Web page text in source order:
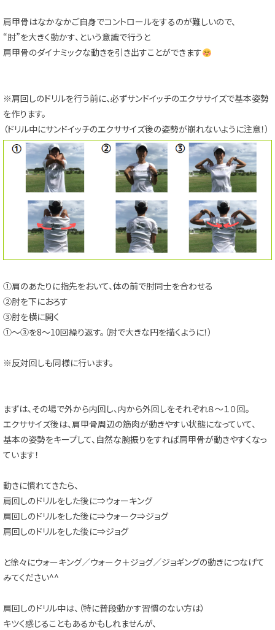
肩甲骨はなかなかご自身でコントロールをするのが難しいので、
“肘”を大きく動かす、という意識で行うと
肩甲骨のダイナミックな動きを引き出すことができます
※肩回しのドリルを行う前に、必ずサンドイッチのエクササイズで基本姿勢
を作ります。
（ドリル中にサンドイッチのエクササイズ後の姿勢が崩れないように注意！）
①肩のあたりに指先をおいて、体の前で肘同士を合わせる
②肘を下におろす
③肘を横に開く
①～③を8～10回繰り返す。（肘で大きな円を描くように！）
※反対回しも同様に行います。
まずは、その場で外から内回し、内から外回しをそれぞれ８～１０回。
エクササイズ後は、肩甲骨周辺の筋肉が動きやすい状態になっていて、
基本の姿勢をキープして、自然な腕振りをすれば肩甲骨が動きやすくなっ
ています！
動きに慣れてきたら、
肩回しのドリルをした後に⇒ウォーキング
肩回しのドリルをした後に⇒ウォーク⇒ジョグ
肩回しのドリルをした後に⇒ジョグ
と徐々にウォーキング／ウォーク＋ジョグ／ジョギングの動きにつなげて
みてください^^
肩回しのドリル中は、（特に普段動かす習慣のない方は）
キツく感じることもあるかもしれませんが、